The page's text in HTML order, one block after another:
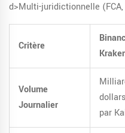
d>Multi-juridictionnelle (FCA,
Critère
Volume
Journalier
par